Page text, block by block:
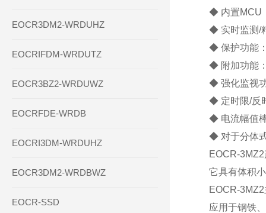
EOCR3DM2-WRDUHZ
EOCRIFDM-WRDUTZ
EOCR3BZ2-WRDUWZ
EOCRFDE-WRDB
EOCRI3DM-WRDUHZ
EOCR3DM2-WRDBWZ
EOCR-SSD
◆ 内置MCU
◆ 实时监测/
◆ 保护功能
◆ 附加功能
◆ 强化监视
◆ 定时限/反
◆ 电流幅值
◆ 对于分体
EOCR-
它具有体积
EOCR-
应用于钢铁